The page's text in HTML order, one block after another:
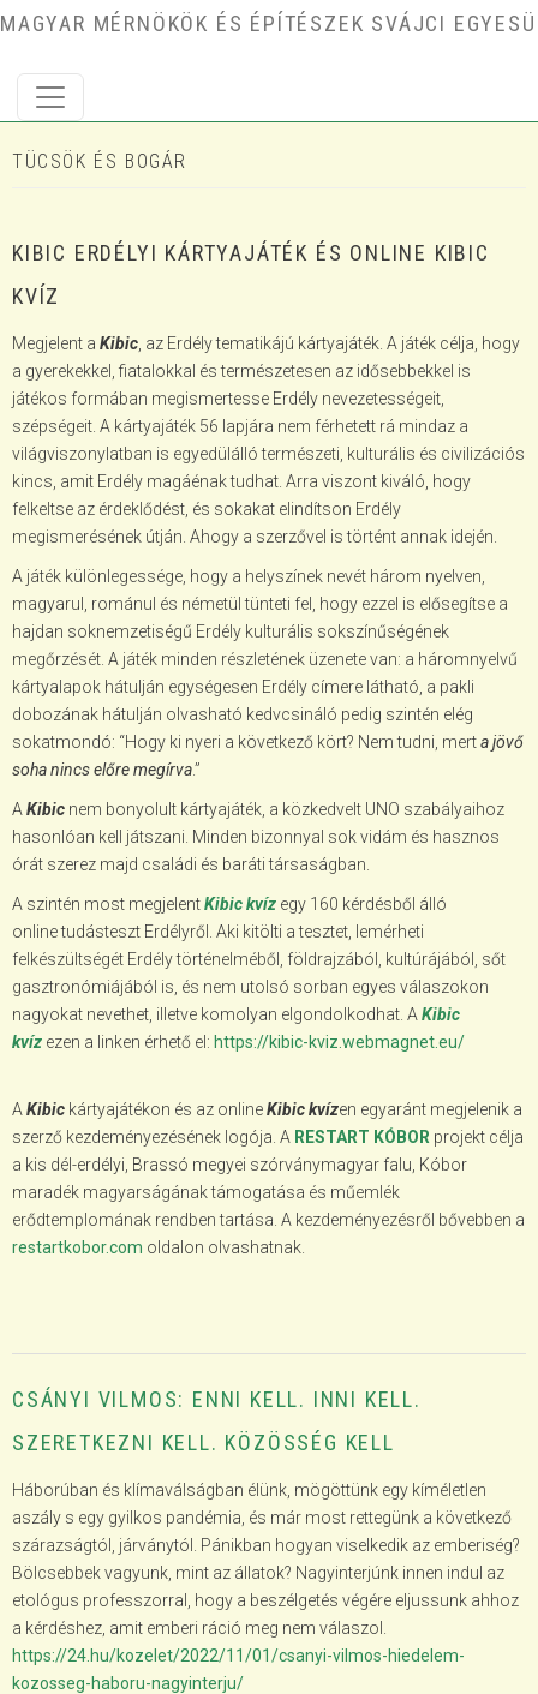
Ugrás a tartalomra
MAGYAR MÉRNÖKÖK ÉS ÉPÍTÉSZEK SVÁJCI
TÜCSÖK ÉS BOGÁR
KIBIC ERDÉLYI KÁRTYAJÁTÉK ÉS ONLINE KIBIC
KVÍZ
Megjelent a Kibic , az Erdély tematikájú kártyajáték. A játék célja, hogy
a gyerekekkel, fiatalokkal és természetesen az idősebbekkel is
játékos formában megismertesse Erdély nevezetességeit,
szépségeit. A kártyajáték 56 lapjára nem férhetett rá mindaz a
világviszonylatban is egyedülálló természeti, kulturális és civilizációs
kincs, amit Erdély magáénak tudhat. Arra viszont kiváló, hogy
felkeltse az érdeklődést, és sokakat elindítson Erdély
megismerésének útján. Ahogy a szerzővel is történt annak idején.
A játék különlegessége, hogy a helyszínek nevét három nyelven,
magyarul, románul és németül tünteti fel, hogy ezzel is elősegítse a
hajdan soknemzetiségű Erdély kulturális sokszínűségének
megőrzését. A játék minden részletének üzenete van: a háromnyelvű
kártyalapok hátulján egységesen Erdély címere látható, a pakli
dobozának hátulján olvasható kedvcsináló pedig szintén elég
sokatmondó: “Hogy ki nyeri a következő kört? Nem tudni, merta jövő
soha nincs előre megírva.”
A Kibic nem bonyolult kártyajáték, a közkedvelt UNO szabályaihoz
hasonlóan kell játszani. Minden bizonnyal sok vidám és hasznos
órát szerez majd családi és baráti társaságban.
A szintén most megjelentKibic kvíz egy 160 kérdésből álló
online tudásteszt Erdélyről. Aki kitölti a tesztet, lemérheti
felkészültségét Erdély történelméből, földrajzából, kultúrájából, sőt
gasztronómiájából is, és nem utolsó sorban egyes válaszokon
nagyokat nevethet, illetve komolyan elgondolkodhat. A Kibic
kvíz ezen a linken érhető el: https://kibic-kviz.webmagnet.eu/
A Kibic kártyajátékon és az onlineKibic kvízen egyaránt megjelenik a
szerző kezdeményezésének logója. A RESTART KÓBOR projekt célja
a kis dél-erdélyi, Brassó megyei szórványmagyar falu, Kóbor
maradék magyarságának támogatása és műemlék
erődtemplomának rendben tartása. A kezdeményezésről bővebben a
restartkobor.com oldalon olvashatnak.
CSÁNYI VILMOS: ENNI KELL. INNI KELL.
SZERETKEZNI KELL. KÖZÖSSÉG KELL
Háborúban és klímaválságban élünk, mögöttünk egy kíméletlen
aszály s egy gyilkos pandémia, és már most rettegünk a következő
szárazságtól, járványtól. Pánikban hogyan viselkedik az emberiség?
Bölcsebbek vagyunk, mint az állatok? Nagyinterjúnk innen indul az
etológus professzorral, hogy a beszélgetés végére eljussunk ahhoz
a kérdéshez, amit emberi ráció meg nem válaszol.
https://24.hu/kozelet/2022/11/01/csanyi-vilmos-hiedelem-
kozosseg-haboru-nagyinterju/